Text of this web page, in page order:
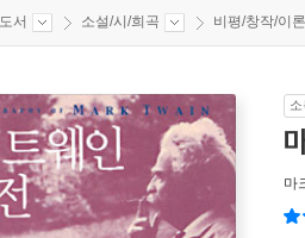
서 소설/시/희곡 비평/창작/이론
마